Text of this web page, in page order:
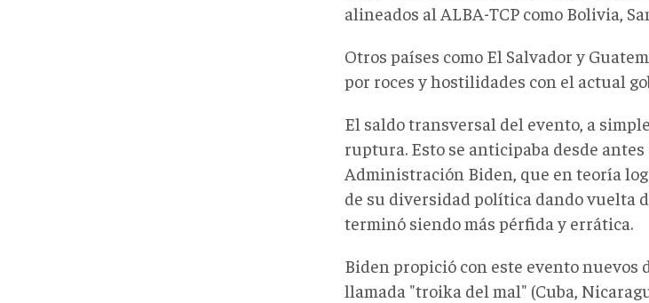
alineados al ALBA-TCP como Bolivia,
Otros países como El Salvador y
por roces y hostilidades con el actual
El saldo transversal del evento, a
ruptura. Esto se anticipaba desde
Administración Biden, que en teoría
de su diversidad política dando vuelta
terminó siendo más pérfida y errática.
Biden propició con este evento nuevos
llamada "troika del mal" (Cuba,